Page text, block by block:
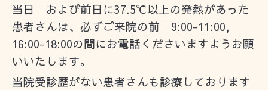
当日 および前日に37.5℃以上の発熱があった
患者さんは、必ずご来院の前 9:00-11:00,
16:00-18:00の間にお電話くださいますようお願
いいたします。
当院受診歴がない患者さんも診療しております